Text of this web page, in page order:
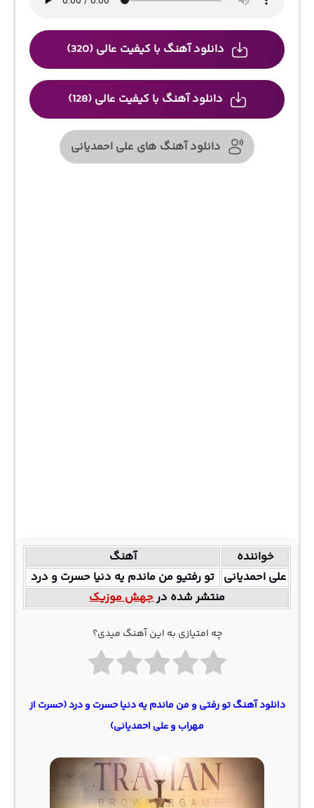
دانلود آهنگ با کیفیت عالی (320)
دانلود آهنگ با کیفیت عالی (128)
دانلود آهنگ های علی احمدیانی
خواننده
آهنگ
علی احمدیانی تو رفتیو من ماندم یه دنیا حسرت و درد
منتشر شده درجهش موزیک
چه امتیازی به این آهنگ میدی؟
دانلود آهنگ ﺗﻮ رﻓﺘﻰ و ﻣﻦ ﻣﺎﻧﺪم ﻳﻪ دﻧﻴﺎ ﺣﺴﺮت و درد (حسرت از
مهراب و علی احمدیانی)